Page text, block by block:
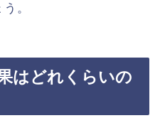
。
はどれくらいの